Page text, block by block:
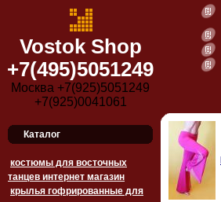
Vostok Shop
+7(495)5051249
Москва +7(925)5051249
+7(925)0041061
Каталог
костюмы для восточных
танцев интернет магазин
крылья гофрированные для